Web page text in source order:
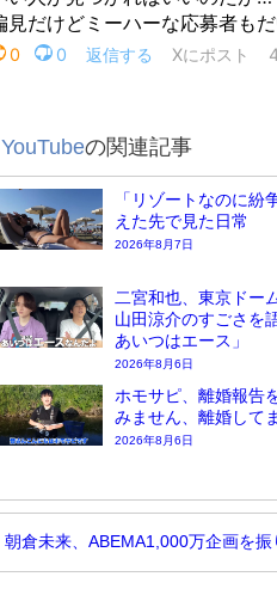
YouTubeの関連記事
「リゾートなのに紛
えた先で見た日常
2026年8月7日
二宮和也、東京ドー
山田涼介のすごさを
あいつはエース」
2026年8月6日
ホモサピ、離婚報告
みません、離婚して
2026年8月6日
朝倉未来、ABEMA1,000万企画を